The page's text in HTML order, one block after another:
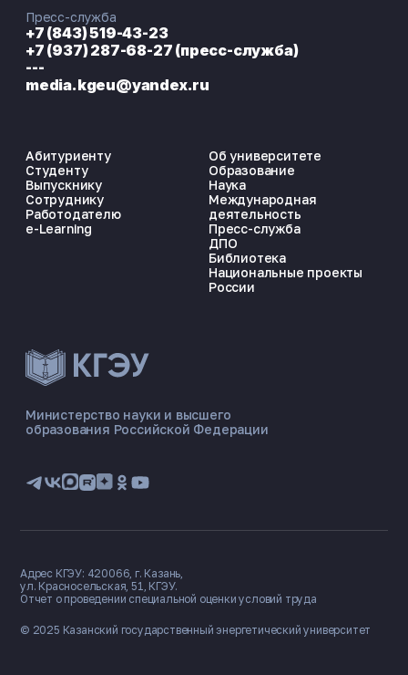
Министерство науки и высшего
образования Российской Федерации
Абитуриенту
Студенту
Выпускнику
Сотруднику
Работодателю
e-Learning
Об университете
Образование
Наука
Международная
деятельность
Пресс-служба
ДПО
Библиотека
Национальные проекты
России
Пресс-служба
+7 (843) 519-43-23
+7 (937) 287-68-27 (пресс-служба)
---
media.kgeu@yandex.ru
© 2025 Казанский государственный энергетический университет
Адрес КГЭУ: 420066, г. Казань,
ул. Красносельская, 51, КГЭУ.
Отчет о проведении специальной оценки условий труда